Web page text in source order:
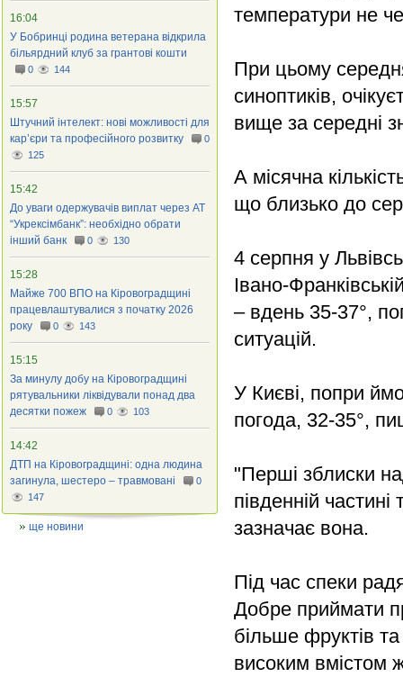
температури не
При цьому
синоптиків,
вище за середні
А місячна
що близько до
4 серпня у
Івано-
– вдень 35-37°,
ситуацій.
У Києві, попри
погода, 32-35°,
"Перші зблиски
південній
зазначає вона.
Під час спеки
Добре приймати
більше фруктів та
високим вмістом
16:04
У Бобринці родина ветерана відкрила
більярдний клуб за грантові кошти
0 144
15:57
Штучний інтелект: нові можливості для
кар’єри та професійного розвитку
0
125
15:42
До уваги одержувачів виплат через АТ
“Укрексімбанк”: необхідно обрати
інший банк
0 130
15:28
Майже 700 ВПО на Кіровоградщині
працевлаштувалися з початку 2026
року
0 143
15:15
За минулу добу на Кіровоградщині
рятувальники ліквідували понад два
десятки пожеж
0 103
14:42
ДТП на Кіровоградщині: одна людина
загинула, шестеро – травмовані
0
147
ще новини